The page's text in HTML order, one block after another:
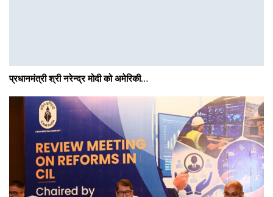
प्रधानमंत्री श्री नरेन्‍द्र मोदी को अमेरिकी…